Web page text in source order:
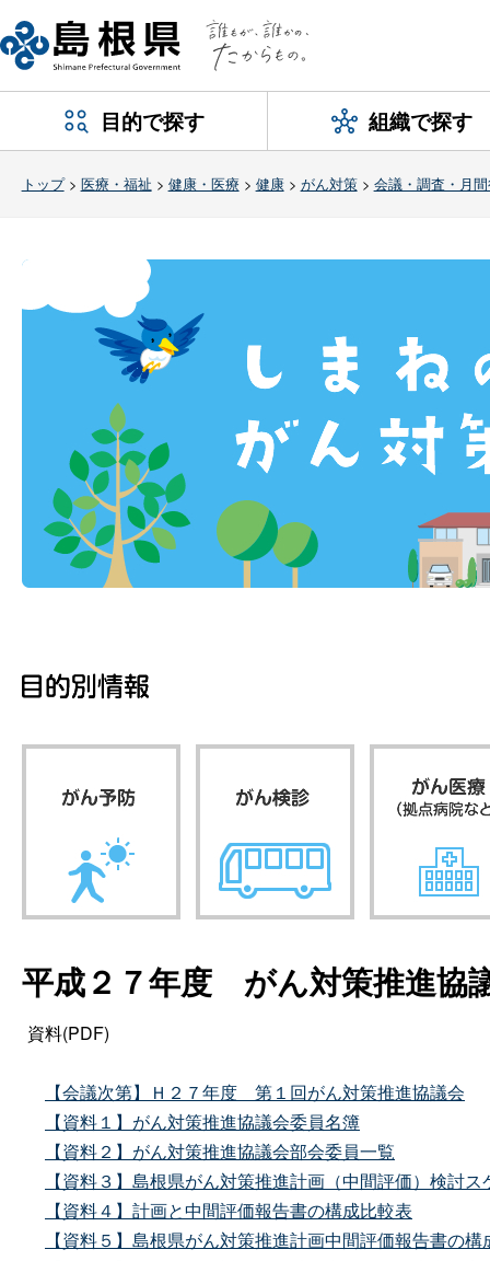
目的で探す 組織で探す
トップ> 医療・福祉 > 健康・医療 > 健康> がん対策> 会議・調査・月
平成２７年度 がん対策推進協
資料(PDF)
【会議次第】Ｈ２７年度 第１回がん対策推進協議会
【資料１】がん対策推進協議会委員名簿
【資料２】がん対策推進協議会部会委員一覧
【資料３】島根県がん対策推進計画（中間評価）検討
【資料４】計画と中間評価報告書の構成比較表
【資料５】島根県がん対策推進計画中間評価報告書の構